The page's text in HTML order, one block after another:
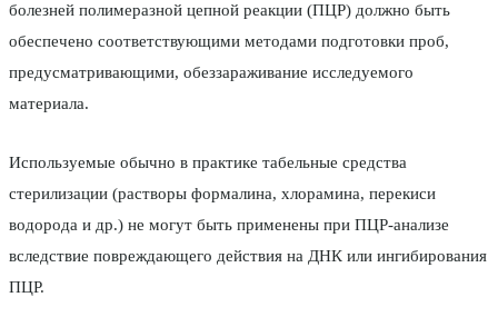
болезней полимеразной цепной реакции (ПЦР) должно быть
обеспечено соответствующими методами подготовки проб,
предусматривающими, обеззараживание исследуемого
материала.
Используемые обычно в практике табельные средства
стерилизации (растворы формалина, хлорамина, перекиси
водорода и др.) не могут быть применены при ПЦР-анализе
вследствие повреждающего действия на ДНК или ингибирования
ПЦР.